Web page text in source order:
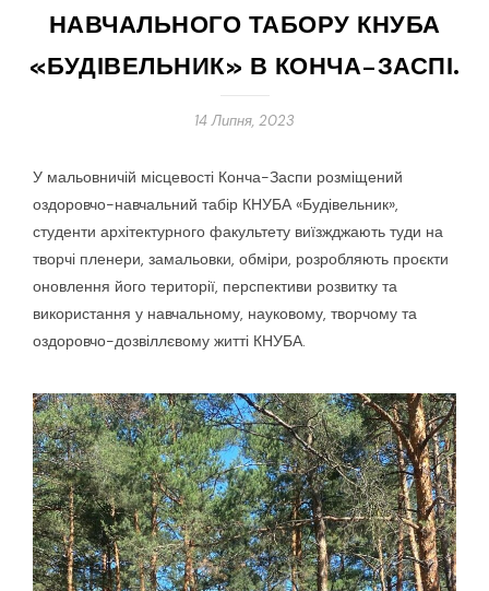
НАВЧАЛЬНОГО ТАБОРУ КНУБА
«БУДІВЕЛЬНИК» В КОНЧА–ЗАСПІ.
14 Липня, 2023
У мальовничій місцевості Конча-Заспи розміщений
оздоровчо-навчальний табір КНУБА «Будівельник»,
студенти архітектурного факультету виїзжджають туди на
творчі пленери, замальовки, обміри, розробляють проєкти
оновлення його території, перспективи розвитку та
використання у навчальному, науковому, творчому та
оздоровчо-дозвіллєвому житті КНУБА.